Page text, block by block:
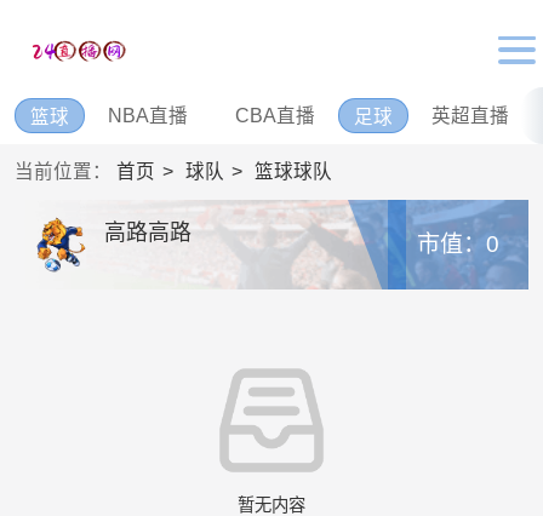
篮球 NBA直播 CBA直播 足球 英超直播
当前位置： 首页 球队 篮球球队
高路高路 市值：0
暂无内容